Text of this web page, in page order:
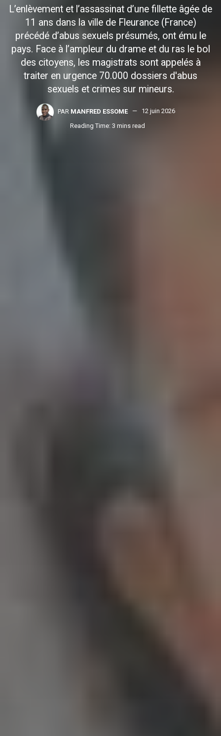
L’enlèvement et l’assassinat d’une fillette âgée de
11 ans dans la ville de Fleurance (France)
précédé d’abus sexuels présumés, ont ému le
pays. Face à l’ampleur du drame et du ras le bol
des citoyens, les magistrats sont appelés à
traiter en urgence 70.000 dossiers d'abus
sexuels et crimes sur mineurs.
PAR MANFRED ESSOME
12 juin 2026
Reading Time: 3 mins read